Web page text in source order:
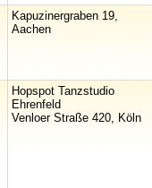
Kapuzinergraben 19,
Aachen
Hopspot Tanzstudio
Ehrenfeld
Venloer Straße 420, Köln